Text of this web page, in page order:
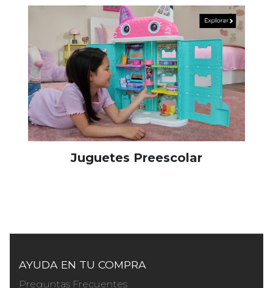
Juguetes Preescolar
AYUDA EN TU COMPRA
Preguntas Frecuentes